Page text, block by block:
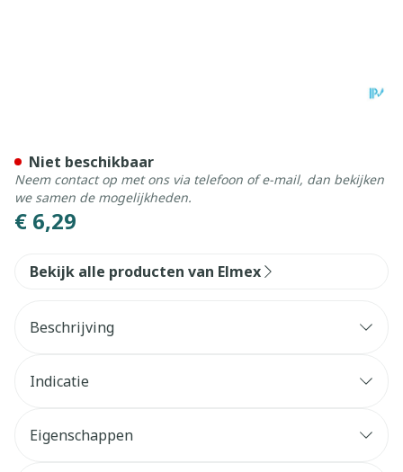
€ 6,29
Niet beschikbaar
Neem contact op met ons via telefoon of e-mail, dan bekijken
we samen de mogelijkheden.
Bekijk alle producten van Elmex
Beschrijving
Indicatie
Eigenschappen